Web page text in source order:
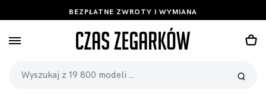
BEZPŁATNE ZWROTY I WYMIANA